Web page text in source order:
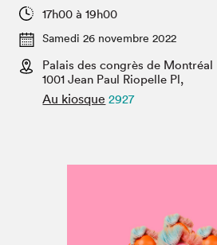
Espace exposant⋅e⋅s
Espace enseignant·e·s
Espace médias
Projets partenaires
17h00 à 19h00
Samedi 26 novembre 2022
Palais des congrès de Montréal
1001 Jean Paul Riopelle Pl,
Au kiosque 2927